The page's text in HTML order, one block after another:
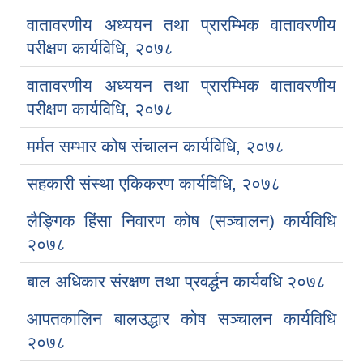
वातावरणीय अध्ययन तथा प्रारम्भिक वातावरणीय
परीक्षण कार्यविधि, २०७८
वातावरणीय अध्ययन तथा प्रारम्भिक वातावरणीय
परीक्षण कार्यविधि, २०७८
मर्मत सम्भार कोष संचालन कार्यविधि, २०७८
सहकारी संस्था एकिकरण कार्यविधि, २०७८
लैङ्गिक हिंसा निवारण कोष (सञ्चालन) कार्यविधि
२०७८
बाल अधिकार संरक्षण तथा प्रवर्द्धन कार्यवधि २०७८
आपतकालिन बालउद्धार कोष सञ्चालन कार्यविधि
२०७८